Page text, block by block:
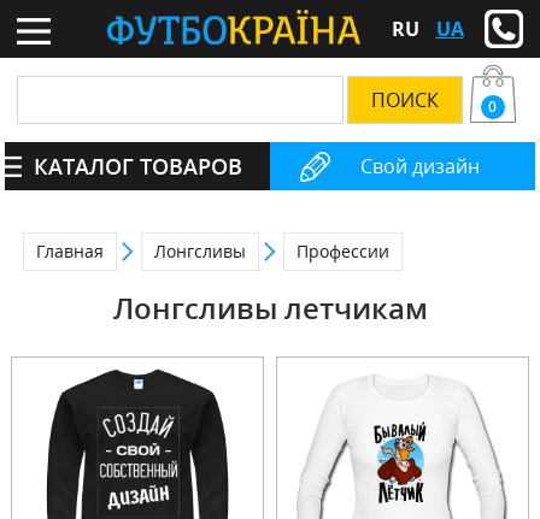
RU UA
Свой дизайн
0
КАТАЛОГ ТОВАРОВ
Главная Лонгсливы Профессии
Лонгсливы летчикам